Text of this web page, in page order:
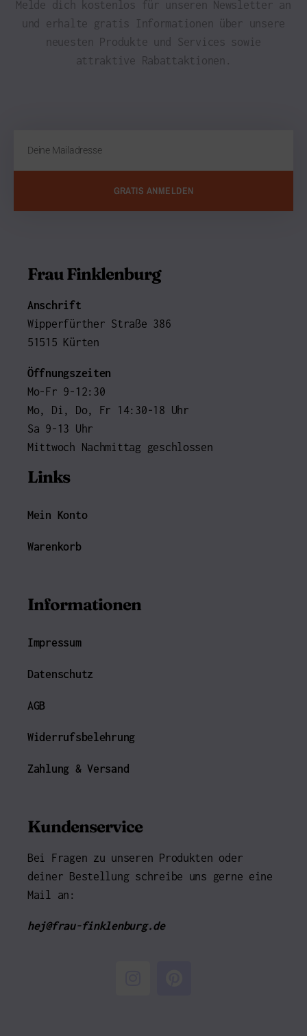
Melde dich kostenlos für unseren Newsletter an
und erhalte gratis Informationen über unsere
neuesten Produkte und Services sowie
attraktive Rabattaktionen.
GRATIS ANMELDEN
Frau Finklenburg
Anschrift
Wipperfürther Straße 386
51515 Kürten
Öffnungszeiten
Mo-Fr 9-12:30
Mo, Di, Do, Fr 14:30-18 Uhr
Sa 9-13 Uhr
Mittwoch Nachmittag geschlossen
Links
Mein Konto
Warenkorb
Informationen
Impressum
Datenschutz
AGB
Widerrufsbelehrung
Zahlung & Versand
Kundenservice
Bei Fragen zu unseren Produkten oder
deiner Bestellung schreibe uns gerne eine
Mail an:
hej@frau-finklenburg.de